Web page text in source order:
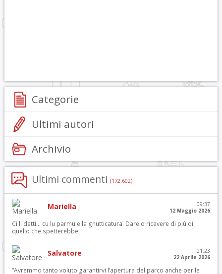
Categorie
Ultimi autori
Archivio
Ultimi commenti (172.602)
Mariella
09:37
12 Maggio 2026
Ci li detti… cu lu parmu e la gnutticatura. Dare o ricevere di più di
quello che spetterebbe.
Salvatore
21:23
22 Aprile 2026
“Avremmo tanto voluto garantirvi l’apertura del parco anche per le